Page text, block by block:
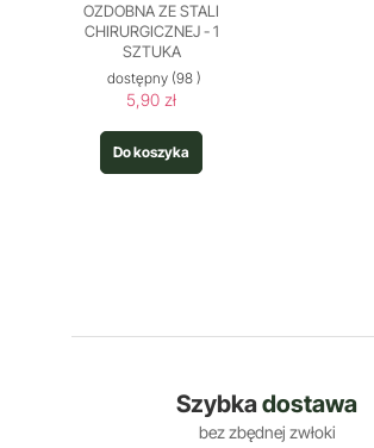
OZDOBNA ZE STALI
CHIRURGICZNEJ - 1
SZTUKA
dostępny (98 )
5,90 zł
Do koszyka
Szybkadostawa
bez zbędnej zwłoki